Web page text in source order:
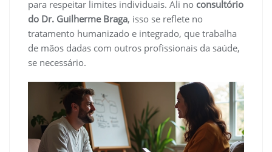
para respeitar limites individuais. Ali no consultório
do Dr. Guilherme Braga, isso se reflete no
tratamento humanizado e integrado, que trabalha
de mãos dadas com outros profissionais da saúde,
se necessário.